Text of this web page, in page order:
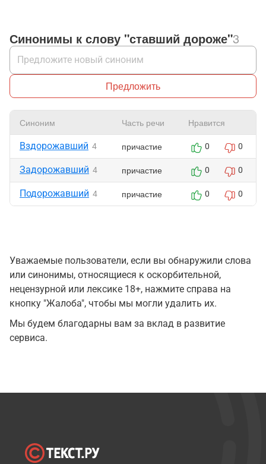
Синонимы к слову "ставший дороже"3
Предложить
Синоним Часть речи Нравится
Вздорожавший 4 причастие 0 0
Задорожавший 4 причастие 0 0
Подорожавший 4 причастие 0 0
Уважаемые пользователи, если вы обнаружили слова
или синонимы, относящиеся к оскорбительной,
нецензурной или лексике 18+, нажмите справа на
кнопку "Жалоба", чтобы мы могли удалить их.
Мы будем благодарны вам за вклад в развитие
сервиса.